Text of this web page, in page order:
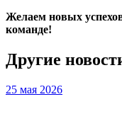
Желаем новых
команде!
Другие
25 мая 2026